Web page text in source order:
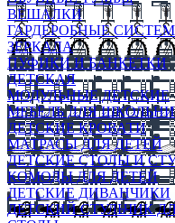
ВЕШАЛКИ
ГАРДЕРОБНЫЕ
ЗЕРКАЛА
ПУФИКИ И БАНКЕТКИ
ДЕТСКАЯ
МОДУЛЬНЫЕ ДЕТСКИЕ
МЕБЕЛЬ ДЛЯ
ДЕТСКИЕ КРОВАТИ
МАТРАСЫ ДЛЯ ДЕТЕЙ
ДЕТСКИЕ СТОЛЫ И
КОМОДЫ ДЛЯ ДЕТЕЙ
ДЕТСКИЕ ДИВАНЧИКИ
ДЕТСКИЙ СТУЛЬЧИК